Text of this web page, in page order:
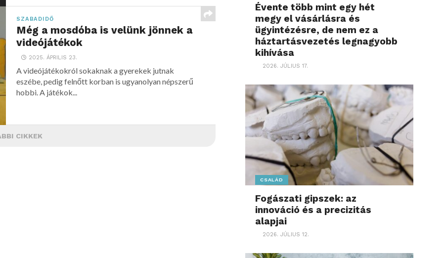
SZABADIDŐ
Még a mosdóba is velünk jönnek a
videójátékok
2025. ÁPRILIS 23.
A videójátékokról sokaknak a gyerekek jutnak
eszébe, pedig felnőtt korban is ugyanolyan népszerű
hobbi. A játékok...
CIKKEK
Évente több mint egy hét
megy el vásárlásra és
ügyintézésre, de nem ez a
háztartásvezetés legnagyobb
kihívása
2026. JÚLIUS 17.
CSALÁD
Fogászati gipszek: az
innováció és a precizitás
alapjai
2026. JÚLIUS 12.